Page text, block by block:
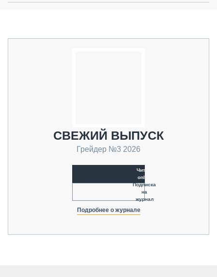
СВЕЖИЙ ВЫПУСК
Грейдер №3 2026
Читать
online
Подписка
на
журнал
Подробнее о журнале